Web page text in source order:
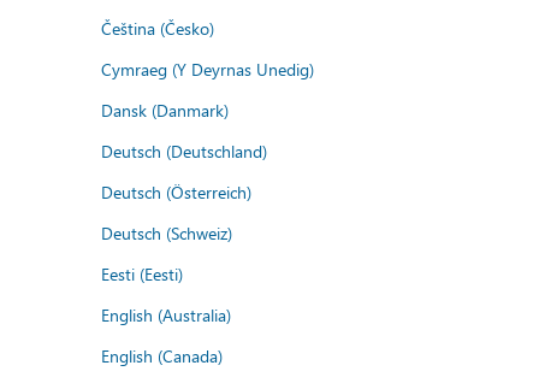
Čeština (Česko)
Cymraeg (Y Deyrnas Unedig)
Dansk (Danmark)
Deutsch (Deutschland)
Deutsch (Österreich)
Deutsch (Schweiz)
Eesti (Eesti)
English (Australia)
English (Canada)